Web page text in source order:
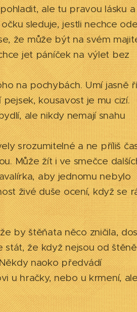
ale tu pravou lásku a
sleduje, jestli nechce
že může být na svém
jet páníček na výlet bez
na pochybách. Umí jasně
kousavost je mu cizí.
ale nikdy nemají snahu
srozumitelné a ne příliš
Může žít i ve smečce
aby jednomu nebylo
živé duše ocení, když se
by štěňata něco zničila,
stát, že když nejsou od
naoko předvádí
u hračky, nebo u krmení, ale